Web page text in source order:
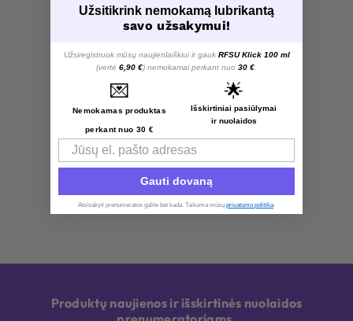
Produktų naujienos ir išskirtinės nuolaidos
Užsitikrink nemokamą lubrikantą
savo užsakymui!
Užsiregistruok mūsų naujienlaiškiui ir gauk RFSU Klick 100 ml
(vertė 6,90 €) nemokamai perkant nuo 30 €
💌
Nemokamas produktas
perkant nuo 30 €
🌟
Išskirtiniai pasiūlymai
ir nuolaidos
Email
Gauti dovaną
Atsisakyti prenumeratos galite bet kada. Taikoma mūsų privatumo politika